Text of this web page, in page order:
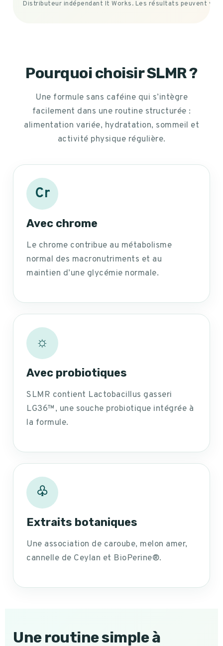
Distributeur indépendant It Works. Les résultats peuvent
Pourquoi choisir SLMR ?
Une formule sans caféine qui s’intègre
facilement dans une routine structurée :
alimentation variée, hydratation, sommeil et
activité physique régulière.
Cr
Avec chrome
Le chrome contribue au métabolisme
normal des macronutriments et au
maintien d’une glycémie normale.
☼
Avec probiotiques
SLMR contient Lactobacillus gasseri
LG36™, une souche probiotique intégrée à
la formule.
♧
Extraits botaniques
Une association de caroube, melon amer,
cannelle de Ceylan et BioPerine®.
Une routine simple à